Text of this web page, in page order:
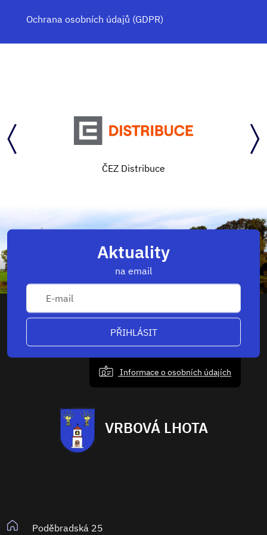
Ochrana osobních údajů (GDPR)
ČEZ Distribuce
Aktuality
na email
PŘIHLÁSIT
Informace o osobních údajích
VRBOVÁ LHOTA
Poděbradská 25